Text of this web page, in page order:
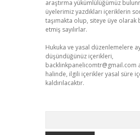
araştırma yükümlülüğümüz
üyelerimiz yazdıkları içeriklerin
taşımakta olup, siteye üye
etmiş sayılırlar.
Hukuka ve yasal düzenlemelere
düşündüğünüz içerikleri,
backlinkpanelicomtr@gmail.com
halinde, ilgili içerikler yasal süre
kaldırılacaktır.